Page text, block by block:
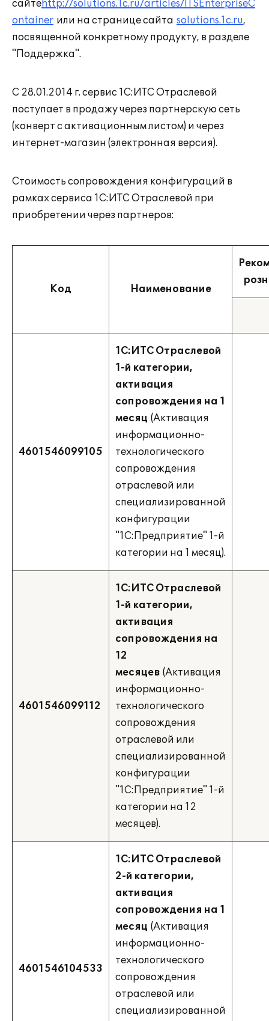
сайтеhttp://solutions.1c.ru/articles/ITSEnterpriseC
ontainer или на странице сайта solutions.1c.ru,
посвященной конкретному продукту, в разделе
"Поддержка".
С 28.01.2014 г. сервис 1С:ИТС Отраслевой
поступает в продажу через партнерскую сеть
(конверт с активационным листом) и через
интернет-магазин (электронная версия).
Стоимость сопровождения конфигураций в
рамках сервиса 1С:ИТС Отраслевой при
приобретении через партнеров:
Код Наименование
4601546099105
1С:ИТС Отраслевой
1-й категории,
активация
сопровождения на 1
месяц (Активация
информационно-
технологического
сопровождения
отраслевой или
специализированной
конфигурации
"1С:Предприятие" 1-й
категории на 1 месяц).
4601546099112
1С:ИТС Отраслевой
1-й категории,
активация
сопровождения на
12
месяцев (Активация
информационно-
технологического
сопровождения
отраслевой или
специализированной
конфигурации
"1С:Предприятие" 1-й
категории на 12
месяцев).
4601546104533
1С:ИТС Отраслевой
2-й категории,
активация
сопровождения на 1
месяц (Активация
информационно-
технологического
сопровождения
отраслевой или
специализированной